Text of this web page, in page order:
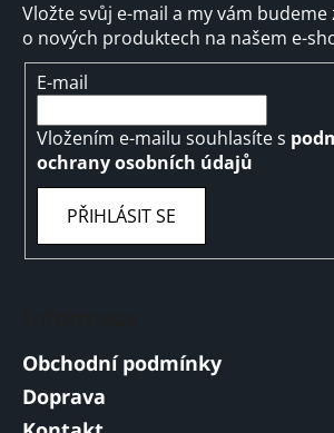
Vložte svůj e-mail a my vám
o nových produktech na našem e-
E-mail
Vložením e-mailu souhlasíte s
ochrany osobních údajů
PŘIHLÁSIT SE
Obchodní podmínky
Doprava